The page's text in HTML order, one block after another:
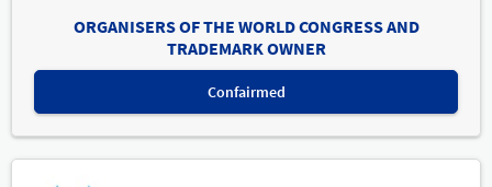
ORGANISERS OF THE WORLD CONGRESS AND
TRADEMARK OWNER
Confairmed